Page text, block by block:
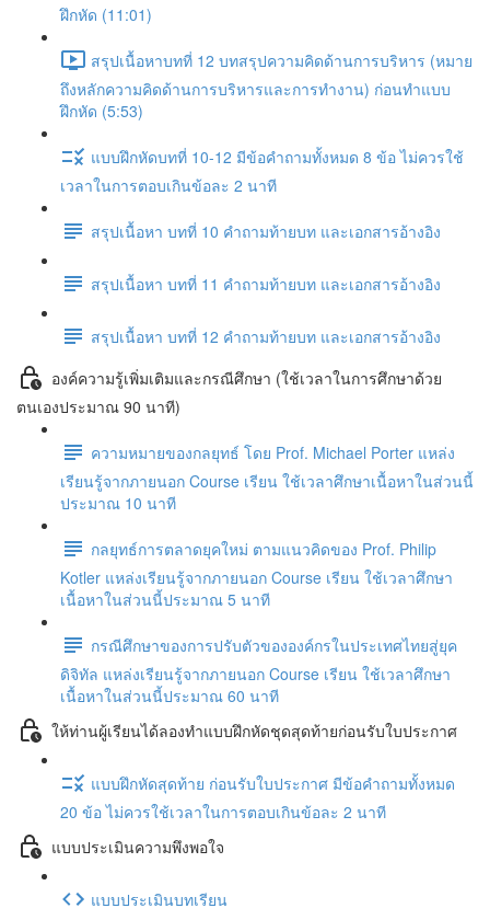
ฝึกหัด (11:01)
สรุปเนื้อหาบทที่ 12 บทสรุปความคิดด้านการบริหาร (หมาย
ถึงหลักความคิดด้านการบริหารและการทำงาน) ก่อนทำแบบ
ฝึกหัด (5:53)
แบบฝึกหัดบทที่ 10-12 มีข้อคำถามทั้งหมด 8 ข้อ ไม่ควรใช้
เวลาในการตอบเกินข้อละ 2 นาที
สรุปเนื้อหา บทที่ 10 คำถามท้ายบท และเอกสารอ้างอิง
สรุปเนื้อหา บทที่ 11 คำถามท้ายบท และเอกสารอ้างอิง
สรุปเนื้อหา บทที่ 12 คำถามท้ายบท และเอกสารอ้างอิง
องค์ความรู้เพิ่มเติมและกรณีศึกษา (ใช้เวลาในการศึกษาด้วย
ตนเองประมาณ 90 นาที)
ความหมายของกลยุทธ์ โดย Prof. Michael Porter แหล่ง
เรียนรู้จากภายนอก Course เรียน ใช้เวลาศึกษาเนื้อหาในส่วนนี้
ประมาณ 10 นาที
กลยุทธ์การตลาดยุคใหม่ ตามแนวคิดของ Prof. Philip
Kotler แหล่งเรียนรู้จากภายนอก Course เรียน ใช้เวลาศึกษา
เนื้อหาในส่วนนี้ประมาณ 5 นาที
กรณีศึกษาของการปรับตัวขององค์กรในประเทศไทยสู่ยุค
ดิจิทัล แหล่งเรียนรู้จากภายนอก Course เรียน ใช้เวลาศึกษา
เนื้อหาในส่วนนี้ประมาณ 60 นาที
ให้ท่านผู้เรียนได้ลองทำแบบฝึกหัดชุดสุดท้ายก่อนรับใบประกาศ
แบบฝึกหัดสุดท้าย ก่อนรับใบประกาศ มีข้อคำถามทั้งหมด
20 ข้อ ไม่ควรใช้เวลาในการตอบเกินข้อละ 2 นาที
แบบประเมินความพึงพอใจ
แบบประเมินบทเรียน